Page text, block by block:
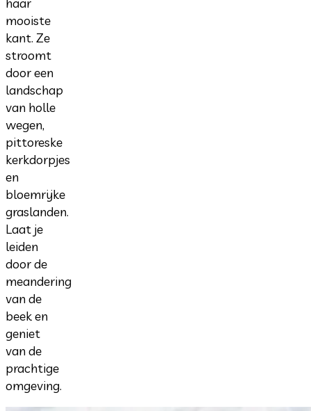
mooiste
kant. Ze
stroomt
door een
landschap
van holle
wegen,
pittoreske
kerkdorpjes
en
bloemrijke
graslanden.
Laat je
leiden
door de
meandering
van de
beek en
geniet
van de
prachtige
omgeving.